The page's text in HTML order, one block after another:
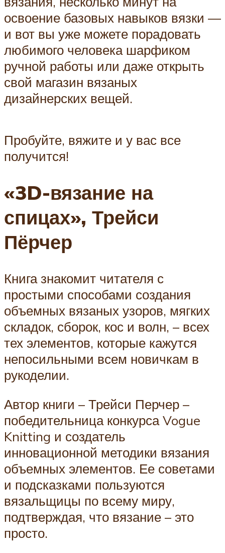
освоение базовых навыков вязки —
и вот вы уже можете порадовать
любимого человека шарфиком
ручной работы или даже открыть
свой магазин вязаных
дизайнерских вещей.
Пробуйте, вяжите и у вас все
получится!
«3D-вязание на
спицах», Трейси
Пёрчер
Книга знакомит читателя с
простыми способами создания
объемных вязаных узоров, мягких
складок, сборок, кос и волн, – всех
тех элементов, которые кажутся
непосильными всем новичкам в
рукоделии.
Автор книги – Трейси Перчер –
победительница конкурса Vogue
Knitting и создатель
инновационной методики вязания
объемных элементов. Ее советами
и подсказками пользуются
вязальщицы по всему миру,
подтверждая, что вязание – это
просто.